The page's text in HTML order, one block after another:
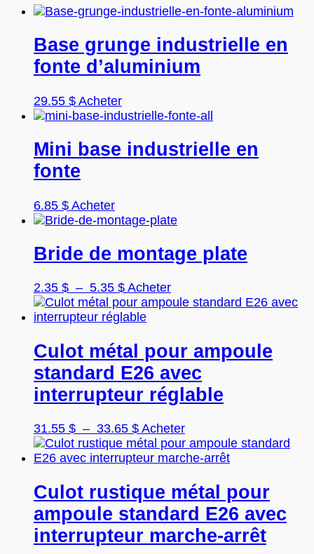
au
ancien
Base grunge industrielle en
fonte d’aluminium
29.55 $ AcheterCe
produit
plusieurs
variations.
être
sur
la
du
produit
Mini base industrielle en
fonte
6.85 $ AcheterCe
produit
plusieurs
variations.
options
peuvent
être
sur
la
page
du
Bride de montage plate
2.35 $ – 5.35 $Plage
de
prix :
à
5.35 $
AcheterCe
produit
variations.
Les
options
peuvent
être
sur
la
page
produit
Culot métal pour ampoule
standard E26 avec
interrupteur réglable
31.55 $ – 33.65 $Plage
de
prix :
à
33.65 $
AcheterCe
produit
a
variations.
Les
options
peuvent
être
Culot rustique métal pour
ampoule standard E26 avec
interrupteur marche-arrêt